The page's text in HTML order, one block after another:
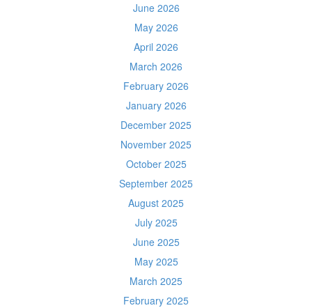
June 2026
May 2026
April 2026
March 2026
February 2026
January 2026
December 2025
November 2025
October 2025
September 2025
August 2025
July 2025
June 2025
May 2025
March 2025
February 2025